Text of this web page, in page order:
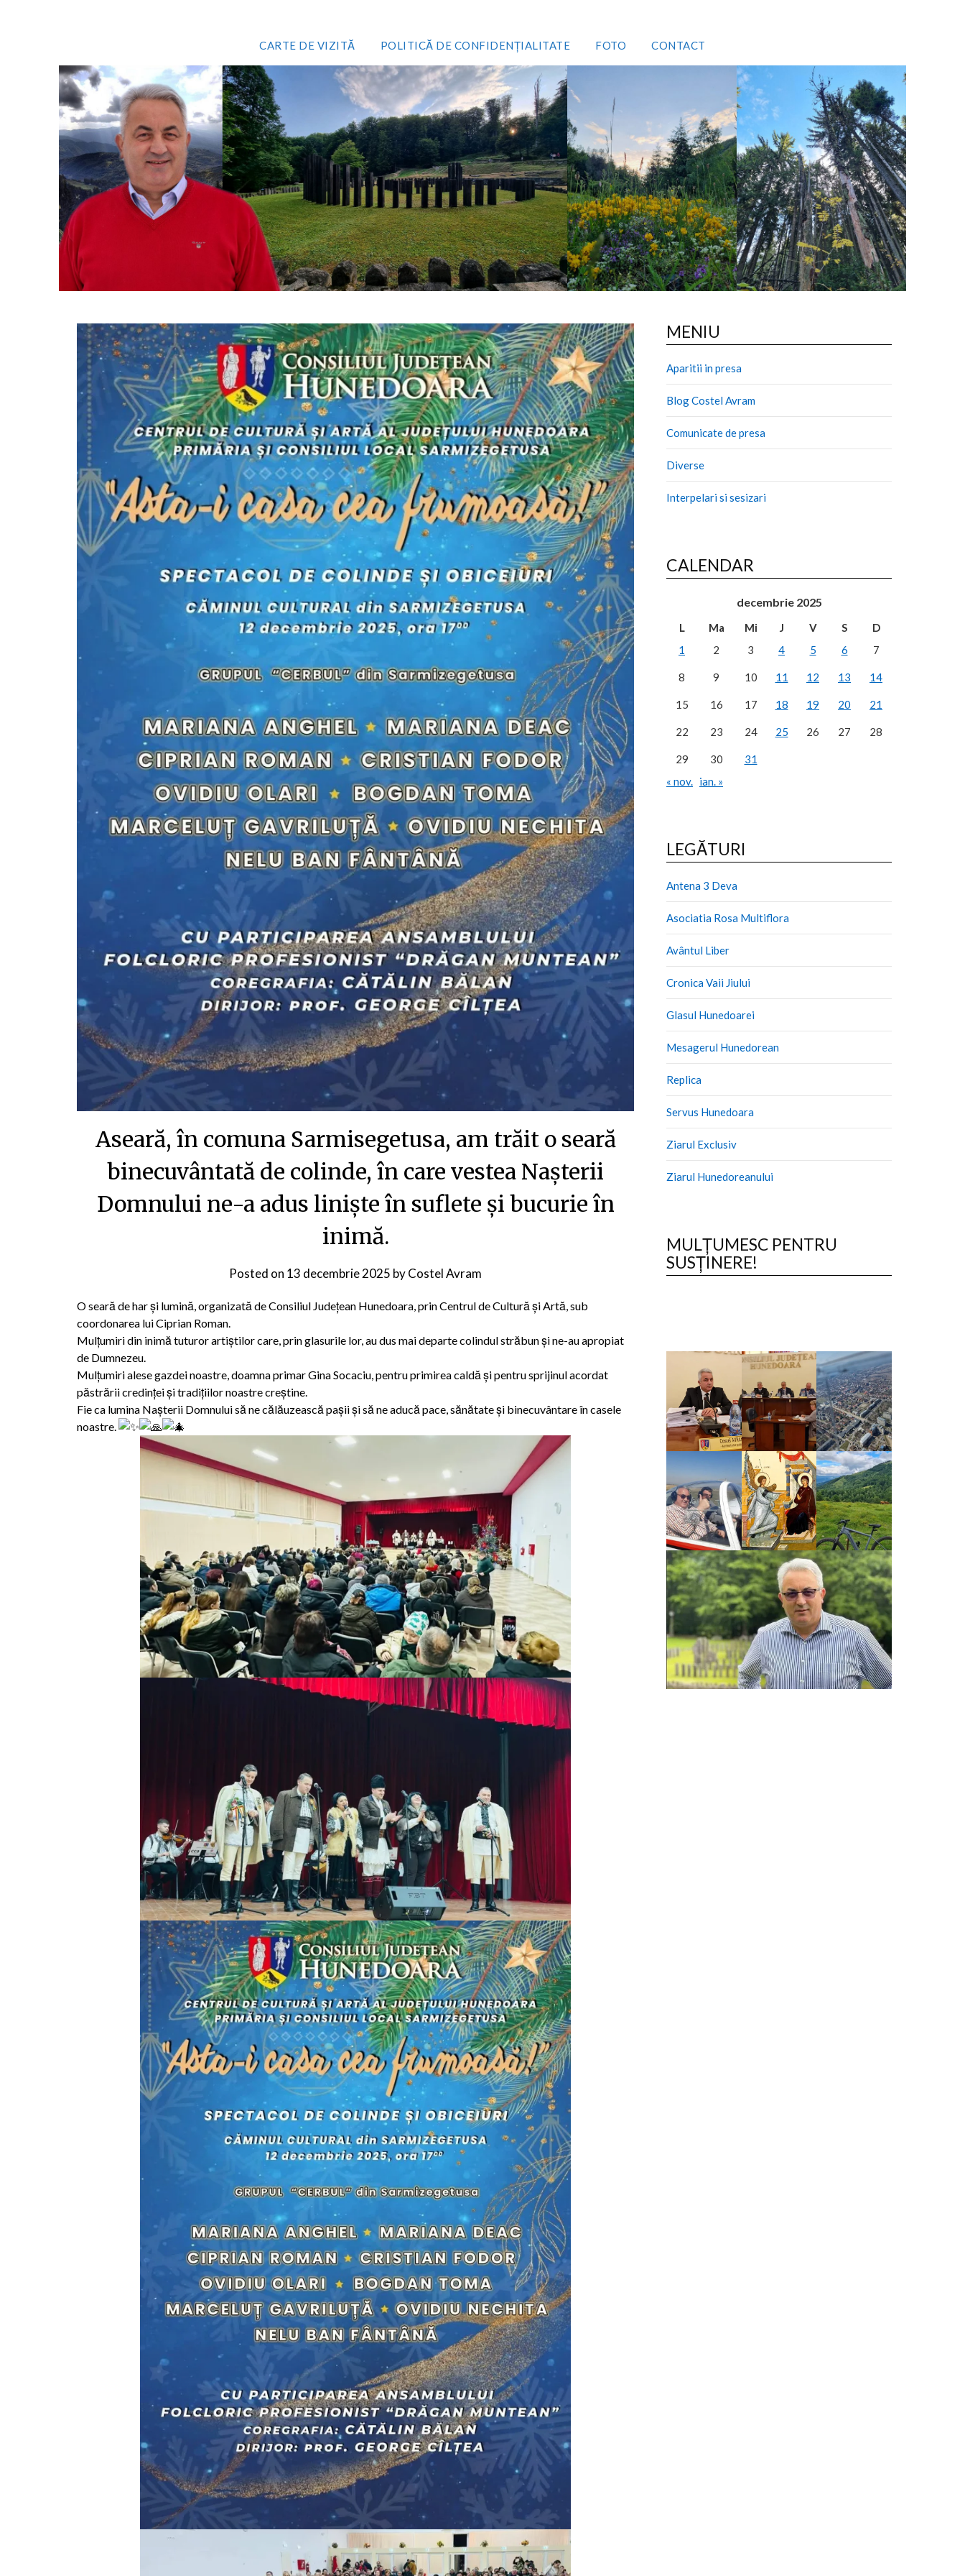
CARTE DE VIZITĂ POLITICĂ DE CONFIDENȚIALITATE FOTO CONTACT
Aseară, în comuna Sarmisegetusa, am trăit o seară
binecuvântată de colinde, în care vestea Nașterii
Domnului ne-a adus liniște în suflete și bucurie în
inimă.
Posted on 13 decembrie 2025 byCostel Avram
O seară de har și lumină, organizată de Consiliul Județean Hunedoara, prin Centrul de Cultură și Artă, sub
coordonarea lui Ciprian Roman.
Mulțumiri din inimă tuturor artiștilor care, prin glasurile lor, au dus mai departe colindul străbun și ne-au apropiat
de Dumnezeu.
Mulțumiri alese gazdei noastre, doamna primar Gina Socaciu, pentru primirea caldă și pentru sprijinul acordat
păstrării credinței și tradițiilor noastre creștine.
Fie ca lumina Nașterii Domnului să ne călăuzească pașii și să ne aducă pace, sănătate și binecuvântare în casele
noastre.
MENIU
Aparitii in presa
Blog Costel Avram
Comunicate de presa
Diverse
Interpelari si sesizari
CALENDAR
decembrie 2025
L Ma Mi J V S
D
1
2 3 4 5 6 7
8 9 10 11 12 13 14
15 16 17 18 19 20 21
22 23 24 25 26 27 28
29 30
31
« nov. ian. »
LEGĂTURI
Antena 3 Deva
Asociatia Rosa Multiflora
Avântul Liber
Cronica Vaii Jiului
Glasul Hunedoarei
Mesagerul Hunedorean
Replica
Servus Hunedoara
Ziarul Exclusiv
Ziarul Hunedoreanului
MULȚUMESC PENTRU
SUSȚINERE!